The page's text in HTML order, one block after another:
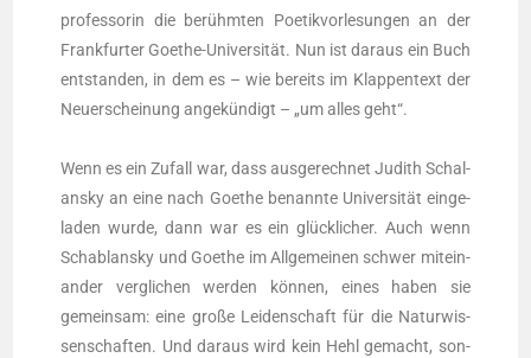
pro­fes­so­rin die berühm­ten Poe­tik­vor­le­sun­gen an der
Frank­fur­ter Goe­the-Uni­ver­si­tät. Nun ist dar­aus ein Buch
ent­stan­den, in dem es – wie bereits im Klap­pen­text der
Neu­erschei­nung ange­kün­digt – „um alles geht“.
Wenn es ein Zufall war, dass aus­ge­rech­net Judith Schal­
an­sky an eine nach Goe­the benann­te Uni­ver­si­tät ein­ge­
la­den wur­de, dann war es ein glück­li­cher. Auch wenn
Schablan­sky und Goe­the im All­ge­mei­nen schwer mit­ein­
an­der ver­gli­chen wer­den kön­nen, eines haben sie
gemein­sam: eine gro­ße Lei­den­schaft für die Natur­wis­
sen­schaf­ten. Und dar­aus wird kein Hehl gemacht, son­